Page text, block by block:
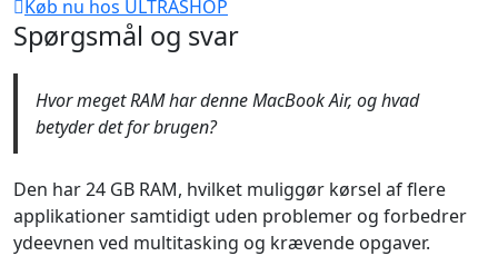
Køb nu hos ULTRASHOP
Spørgsmål og svar
Hvor meget RAM har denne MacBook Air, og hvad
betyder det for brugen?
Den har 24 GB RAM, hvilket muliggør kørsel af flere
applikationer samtidigt uden problemer og forbedrer
ydeevnen ved multitasking og krævende opgaver.